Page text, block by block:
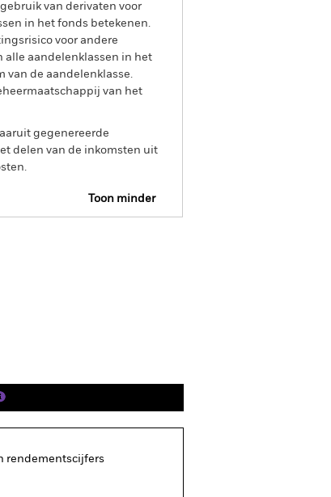
van derivaten voor
in het fonds betekenen.
voor andere
alle aandelenklassen in het
van de aandelenklasse.
van het
gegenereerde
delen van de inkomsten uit
Toon minder
rendementscijfers